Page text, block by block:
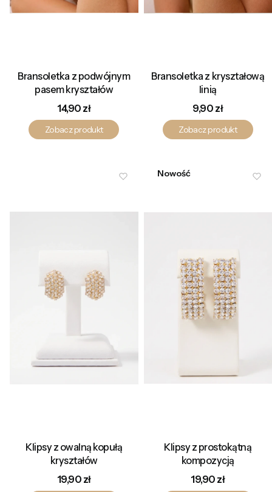
Bransoletka z podwójnym
pasem kryształów
Cena
14,90 zł
Zobacz produkt
Bransoletka z kryształową
linią
Cena
9,90 zł
Zobacz produkt
Klipsy z owalną kopułą
kryształów
Cena
19,90 zł
Nowość
Klipsy z prostokątną
kompozycją
Cena
19,90 zł